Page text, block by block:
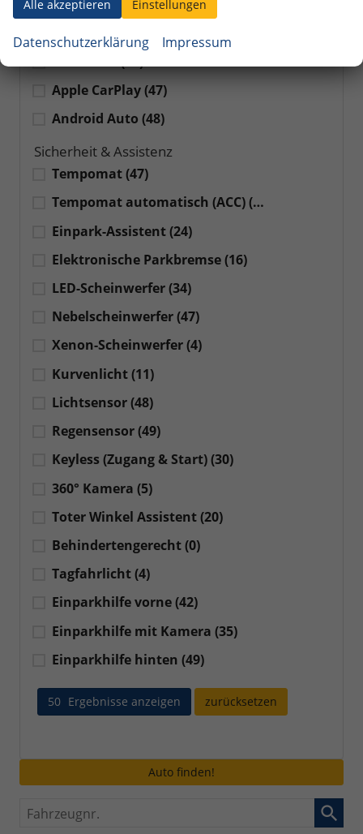
MP3-Schnittstelle (50)
Freisprecheinrichtung
Apple CarPlay(47)
Android Auto (48)
Sicherheit & Assistenz
Tempomat(47)
Tempomat automatisch (ACC)(22)
Einpark-Assistent(24)
Elektronische Parkbremse(16)
LED-Scheinwerfer(34)
Nebelscheinwerfer(47)
Xenon-Scheinwerfer(4)
Kurvenlicht(11)
Lichtsensor(48)
Regensensor(49)
Keyless (Zugang & Start)(30)
360° Kamera (5)
Toter Winkel Assistent(20)
Behindertengerecht(0)
Tagfahrlicht(4)
Einparkhilfe vorne(42)
Einparkhilfe mit Kamera (35)
Einparkhilfe hinten (49)
50 Ergebnisse anzeigen zurücksetzen
Auto finden!
Fahrzeugnr.
Alle akzeptieren Einstellungen
Datenschutzerklärung Impressum